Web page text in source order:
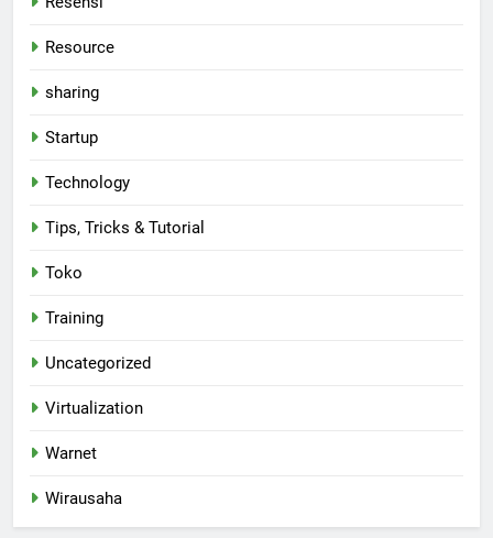
Resource
sharing
Startup
Technology
Tips, Tricks & Tutorial
Toko
Training
Uncategorized
Virtualization
Warnet
Wirausaha